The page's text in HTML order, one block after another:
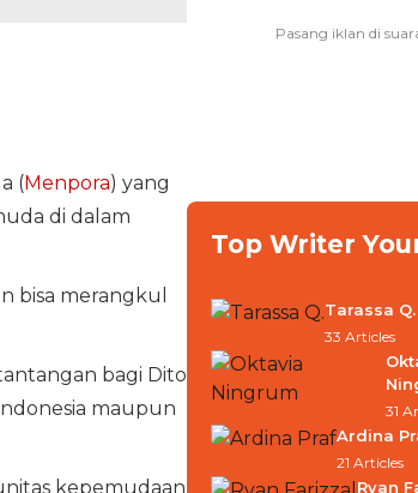
(Menpora) yang
di dalam
bisa merangkul
bagi Dito
maupun
kepemudaan
Top Writer
Tarassa Q.
33 Articles
31
Ardina
21 Articles
Ryan